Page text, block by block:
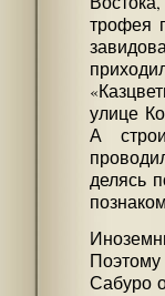
трофея
улице
А
делясь
Поэтому
Сабуро